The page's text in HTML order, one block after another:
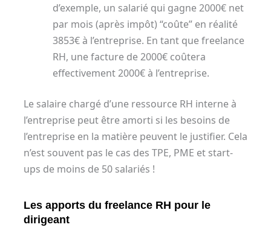
d’exemple, un salarié qui gagne 2000€ net
par mois (après impôt) “coûte” en réalité
3853€ à l’entreprise. En tant que freelance
RH, une facture de 2000€ coûtera
effectivement 2000€ à l’entreprise.
Le salaire chargé d’une ressource RH interne à
l’entreprise peut être amorti si les besoins de
l’entreprise en la matière peuvent le justifier. Cela
n’est souvent pas le cas des TPE, PME et start-
ups de moins de 50 salariés !
Les apports du freelance RH pour le
dirigeant